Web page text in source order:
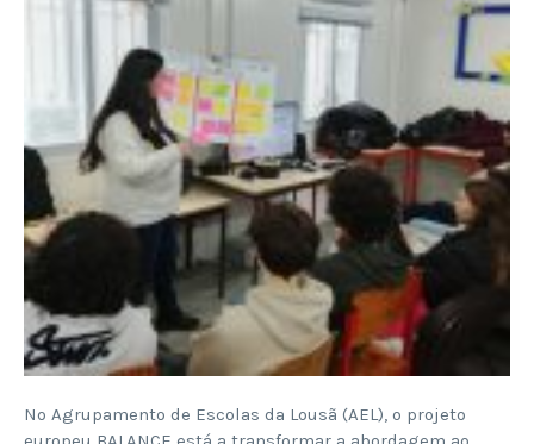
No Agrupamento de Escolas da Lousã (AEL), o projeto